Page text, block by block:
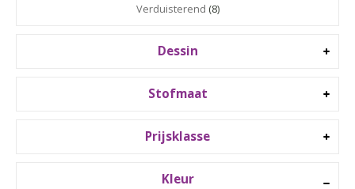
Verduisterend (8)
Dessin
Stofmaat
Prijsklasse
Kleur